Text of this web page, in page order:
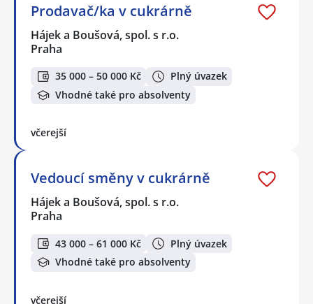
Prodavač/ka v cukrárně
Hájek a Boušová, spol. s r.o.
Praha
35 000 – 50 000 Kč
Plný úvazek
Vhodné také pro absolventy
včerejší
Vedoucí směny v cukrárně
Hájek a Boušová, spol. s r.o.
Praha
43 000 – 61 000 Kč
Plný úvazek
Vhodné také pro absolventy
včerejší